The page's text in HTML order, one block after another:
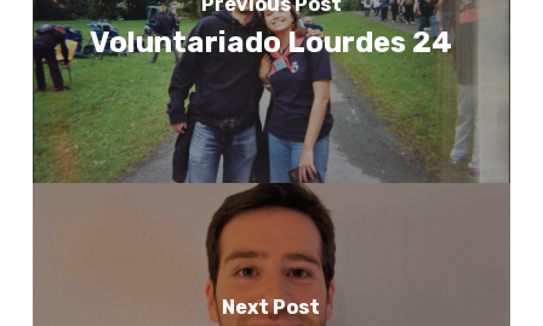
Voluntariado Lourdes 24
Next Post